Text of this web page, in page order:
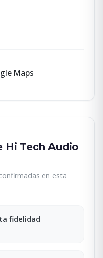
Maps
Hi Tech Audio
en esta
fidelidad